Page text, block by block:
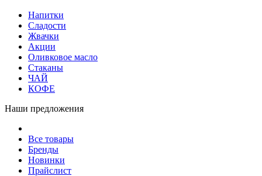
Напитки
Сладости
Жвачки
Акции
Оливковое масло
Стаканы
ЧАЙ
КОФЕ
Наши предложения
Все товары
Бренды
Новинки
Прайслист